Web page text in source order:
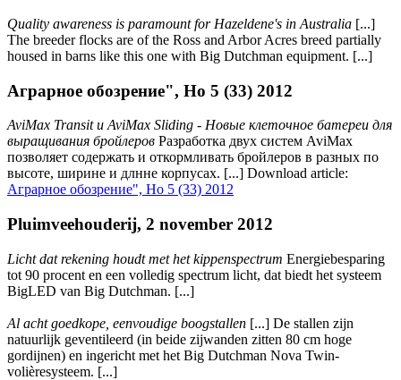
Quality awareness is paramount for Hazeldene's in Australia [...]
The breeder flocks are of the Ross and Arbor Acres breed partially
housed in barns like this one with Big Dutchman equipment. [...]
Аграрное обозрение", Но 5 (33) 2012
AviMax Transit и AviMax Sliding - Новые клеточное батереи для
выращивания бройлеров Разработка двух систем AviMax
позволяет содержать и откормливать бройлеров в разных по
высоте, ширине и длнне корпусах. [...] Download article:
Аграрное обозрение", Но 5 (33) 2012
Pluimveehouderij, 2 november 2012
Licht dat rekening houdt met het kippenspectrum Energiebesparing
tot 90 procent en een volledig spectrum licht, dat biedt het systeem
BigLED van Big Dutchman. [...]
Al acht goedkope, eenvoudige boogstallen [...] De stallen zijn
natuurlijk geventileerd (in beide zijwanden zitten 80 cm hoge
gordijnen) en ingericht met het Big Dutchman Nova Twin-
volièresysteem. [...]